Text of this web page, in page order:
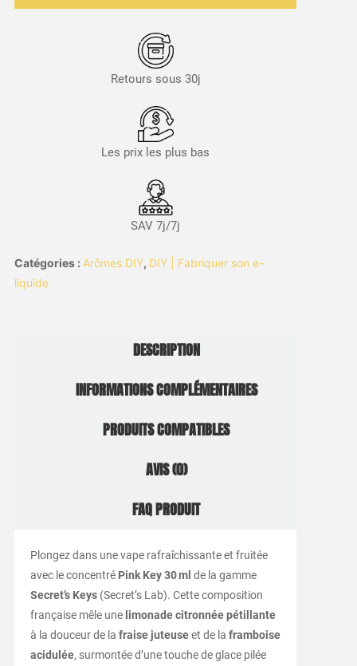
Retours sous 30j
Les prix les plus bas
SAV 7j/7j
Catégories : Arômes DIY, DIY | Fabriquer son e-
liquide
DESCRIPTION
INFORMATIONS COMPLÉMENTAIRES
PRODUITS COMPATIBLES
AVIS (0)
FAQ PRODUIT
Plongez dans une vape rafraîchissante et fruitée
avec le concentré Pink Key 30 ml de la gamme
Secret’s Keys(Secret’s Lab). Cette composition
française mêle une limonade citronnée pétillante
à la douceur de la fraise juteuseet de la framboise
acidulée, surmontée d’une touche de glace pilée